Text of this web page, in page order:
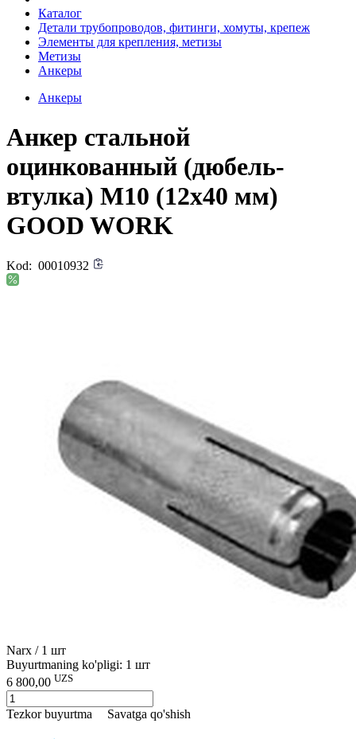
Каталог
Детали трубопроводов, фитинги, хомуты, крепеж
Элементы для крепления, метизы
Метизы
Анкеры
Анкеры
Анкер стальной
оцинкованный (дюбель-
втулка) М10 (12х40 мм)
GOOD WORK
Kod: 00010932
Narx / 1 шт
Buyurtmaning ko'pligi: 1 шт
6 800,00 UZS
Tezkor buyurtma Savatga qo'shish